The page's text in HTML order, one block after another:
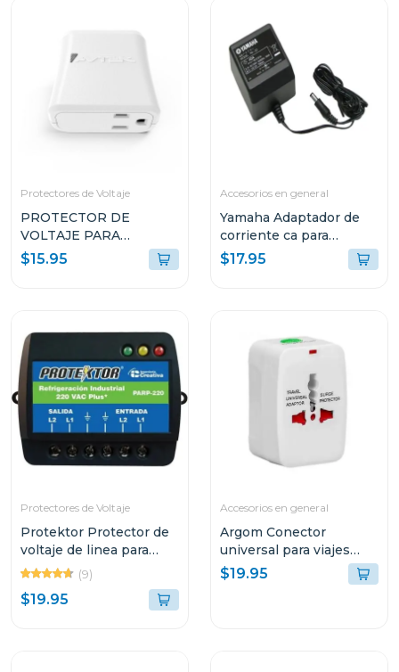
Protectores de Voltaje
PROTECTOR DE
VOLTAJE PARA
EQUIPOS DOMESTICOS
PTED1T51
$15.95
Accesorios en general
Yamaha Adaptador de
corriente ca para
teclados pa3
$17.95
Protectores de Voltaje
Protektor Protector de
voltaje de linea para
refrigeracion industrial
220vac plus
(9)
$19.95
Accesorios en general
Argom Conector
universal para viajes
argac0297
$19.95